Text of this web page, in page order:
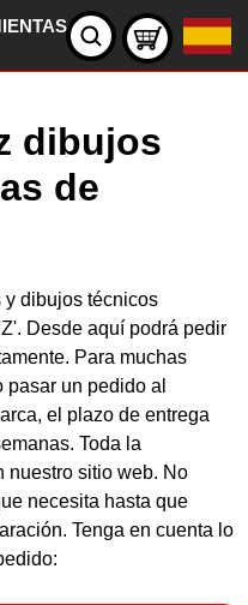
dibujos
de
y dibujos técnicos
Desde aquí podrá pedir
Para muchas
un pedido al
el plazo de entrega
Toda la
nuestro sitio web. No
necesita hasta que
Tenga en cuenta lo